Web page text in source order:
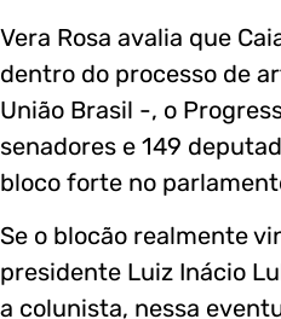
Vera Rosa avalia que
dentro do processo de
União Brasil -, o
senadores e 149
bloco forte no
Se o blocão realmente
presidente Luiz Inácio
a colunista, nessa